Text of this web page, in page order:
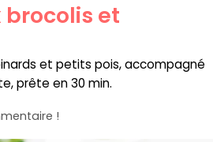
et
et petits pois, accompagné
prête en 30 min.
!